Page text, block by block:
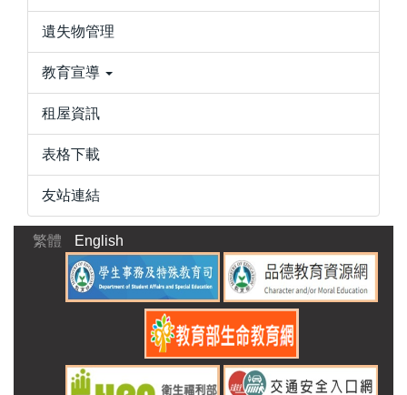
遺失物管理
教育宣導
租屋資訊
表格下載
友站連結
繁體 English